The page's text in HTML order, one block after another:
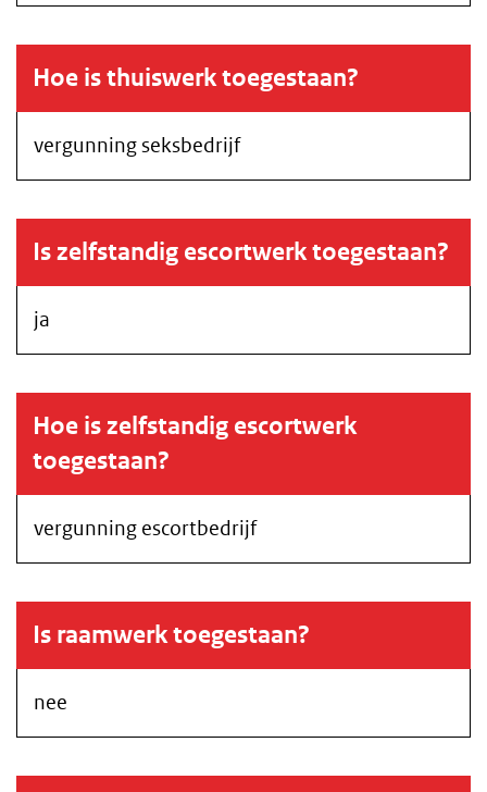
Hoe is thuiswerk toegestaan?
vergunning seksbedrijf
Is zelfstandig escortwerk toegestaan?
ja
Hoe is zelfstandig escortwerk
toegestaan?
vergunning escortbedrijf
Is raamwerk toegestaan?
nee